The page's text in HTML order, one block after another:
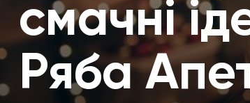
смачні
Ряба